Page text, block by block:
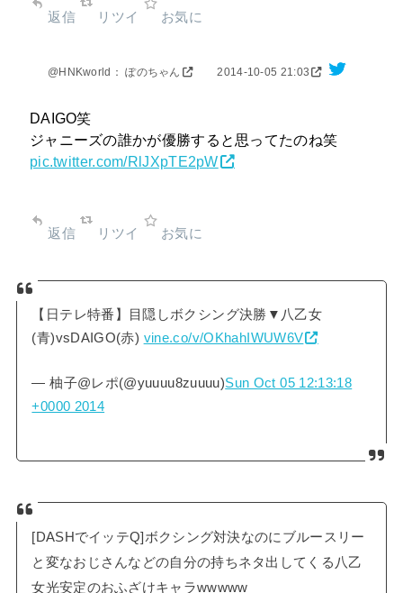
返信 リツイ お気に
@HNKworld： ぽのちゃん 2014-10-05 21:03
DAIGO笑
ジャニーズの誰かが優勝すると思ってたのね笑
pic.twitter.com/RlJXpTE2pW
返信 リツイ お気に
【日テレ特番】目隠しボクシング決勝▼八乙女
(青)vsDAIGO(赤) vine.co/v/OKhahIWUW6V
— 柚子@レポ(@yuuuu8zuuuu)Sun Oct 05 12:13:18
+0000 2014
[DASHでイッテQ]ボクシング対決なのにブルースリー
と変なおじさんなどの自分の持ちネタ出してくる八乙
女光安定のおふざけキャラwwwww